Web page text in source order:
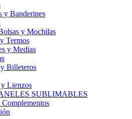
y Banderines
y Mochilas
Termos
y Medias
Billeteros
Lienzos
SUBLIMABLES